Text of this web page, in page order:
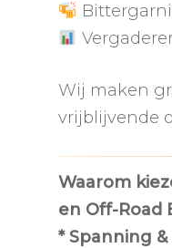
Wij maken
vrijblijvende
Waarom
en Off-Road
* Spanning